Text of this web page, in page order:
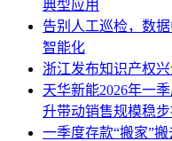
典型应用
告别人工巡检，数
智能化
浙江发布知识产权
天华新能2026年一
升带动销售规模稳
一季度存款“搬家”